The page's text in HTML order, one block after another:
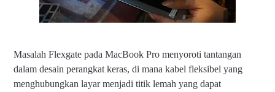
o
Masalah Flexgate pada MacBook Pro menyoroti tantangan
dalam desain perangkat keras, di mana kabel fleksibel yang
menghubungkan layar menjadi titik lemah yang dapat